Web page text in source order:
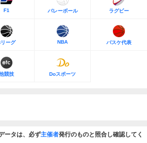
F1 バレーボール ラグビー
ーグ NBA バスケ代表
競技 Doスポーツ
ータは、必ず主催者発行のものと照合し確認してく